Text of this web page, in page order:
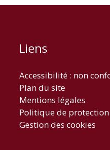
Liens
Accessibilité : non
Plan du site
Mentions légales
Politique de protection
Gestion des cookies